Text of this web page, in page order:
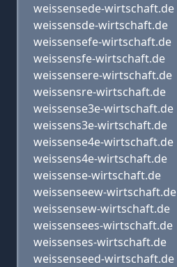
weissensede-wirtschaft.de
weissensde-wirtschaft.de
weissensefe-wirtschaft.de
weissensfe-wirtschaft.de
weissensere-wirtschaft.de
weissensre-wirtschaft.de
weissense3e-wirtschaft.de
weissens3e-wirtschaft.de
weissense4e-wirtschaft.de
weissens4e-wirtschaft.de
weissense-wirtschaft.de
weissenseew-wirtschaft.de
weissensew-wirtschaft.de
weissensees-wirtschaft.de
weissenses-wirtschaft.de
weissenseed-wirtschaft.de